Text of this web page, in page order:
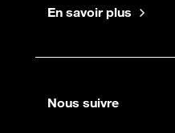
En savoir plus
Nous suivre